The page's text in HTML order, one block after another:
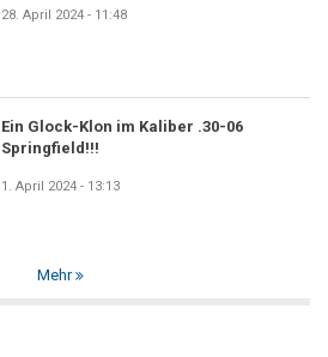
28. April 2024 - 11:48
Ein Glock-Klon im Kaliber .30-06
Springfield!!!
1. April 2024 - 13:13
Mehr